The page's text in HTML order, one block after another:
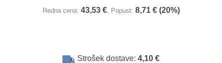
Redna cena: 43,53 €, Popust: 8,71 € (20%)
Strošek dostave: 4,10 €